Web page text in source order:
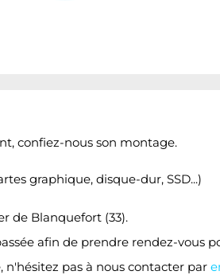
confiez-nous son montage.
graphique, disque-dur, SSD...)
de Blanquefort (33).
afin de prendre rendez-vous
n'hésitez pas à nous contacter par